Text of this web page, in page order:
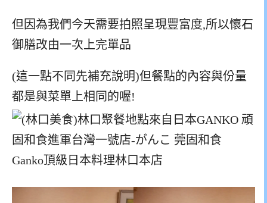
但因為我們今天需要拍照呈現豐富度,所以懷石
御膳改由一次上完單品
(這一點不同先補充說明)但餐點的內容與份量
都是與菜單上相同的喔!